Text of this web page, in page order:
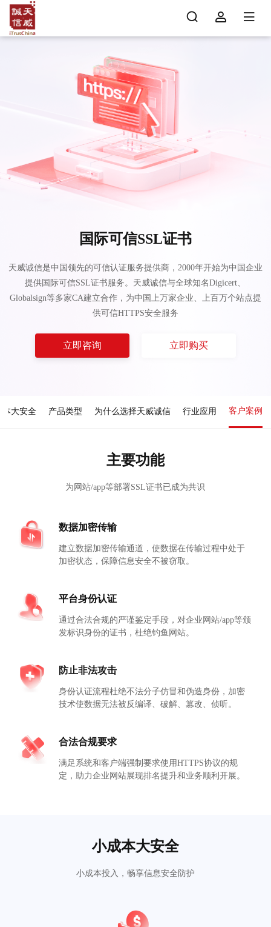
国际可信SSL证书
天威诚信是中国领先的可信认证服务提供商，2000年开始为中国企业
提供国际可信SSL证书服务。天威诚信与全球知名Digicert、
Globalsign等多家CA建立合作，为中国上万家企业、上百万个站点提
供可信HTTPS安全服务
立即咨询 立即购买
本大安全 产品类型 为什么选择天威诚信 行业应用 客户案例
主要功能
为网站/app等部署SSL证书已成为共识
数据加密传输
建立数据加密传输通道，使数据在传输过程中处于
加密状态，保障信息安全不被窃取。
平台身份认证
通过合法合规的严谨鉴定手段，对企业网站/app等颁
发标识身份的证书，杜绝钓鱼网站。
防止非法攻击
身份认证流程杜绝不法分子仿冒和伪造身份，加密
技术使数据无法被反编译、破解、篡改、侦听。
合法合规要求
满足系统和客户端强制要求使用HTTPS协议的规
定，助力企业网站展现排名提升和业务顺利开展。
小成本大安全
小成本投入，畅享信息安全防护